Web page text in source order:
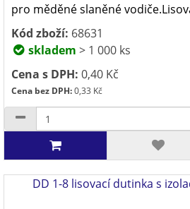
pro měděné slaněné
Kód zboží: 68631
skladem > 1 000 ks
Cena s DPH: 0,40 Kč
Cena bez DPH:0,33 Kč
DD 1-8 lisovací dutinka s